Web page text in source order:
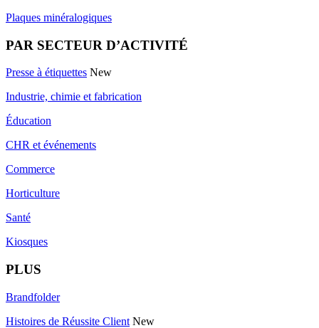
Plaques minéralogiques
PAR SECTEUR D’ACTIVITÉ
Presse à étiquettes New
Industrie, chimie et fabrication
Éducation
CHR et événements
Commerce
Horticulture
Santé
Kiosques
PLUS
Brandfolder
Histoires de Réussite Client New